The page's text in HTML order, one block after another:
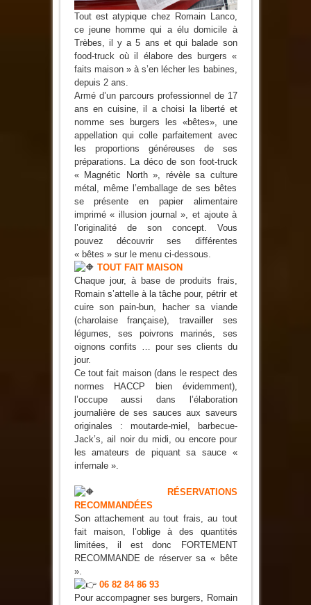
Tout est atypique chez Romain Lanco,
ce jeune homme qui a élu domicile à
Trèbes, il y a 5 ans et qui balade son
food-truck où il élabore des burgers «
faits maison » à s’en lécher les babines,
depuis 2 ans.
Armé d’un parcours professionnel de 17
ans en cuisine, il a choisi la liberté et
nomme ses burgers les «bêtes», une
appellation qui colle parfaitement avec
les proportions généreuses de ses
préparations. La déco de son foot-truck
« Magnétic North », révèle sa culture
métal, même l’emballage de ses bêtes
se présente en papier alimentaire
imprimé « illusion journal », et ajoute à
l’originalité de son concept. Vous
pouvez découvrir ses différentes
« bêtes » sur le menu ci-dessous.
TOUT FAIT MAISON
Chaque jour, à base de produits frais,
Romain s’attelle à la tâche pour, pétrir et
cuire son pain-bun, hacher sa viande
(charolaise française), travailler ses
légumes, ses poivrons marinés, ses
oignons confits … pour ses clients du
jour.
Ce tout fait maison (dans le respect des
normes HACCP bien évidemment),
l’occupe aussi dans l’élaboration
journalière de ses sauces aux saveurs
originales : moutarde-miel, barbecue-
Jack’s, ail noir du midi, ou encore pour
les amateurs de piquant sa sauce «
infernale ».
RÉSERVATIONS
RECOMMANDÉES
Son attachement au tout frais, au tout
fait maison, l’oblige à des quantités
limitées, il est donc FORTEMENT
RECOMMANDE de réserver sa « bête
».
06 82 84 86 93
Pour accompagner ses burgers, Romain